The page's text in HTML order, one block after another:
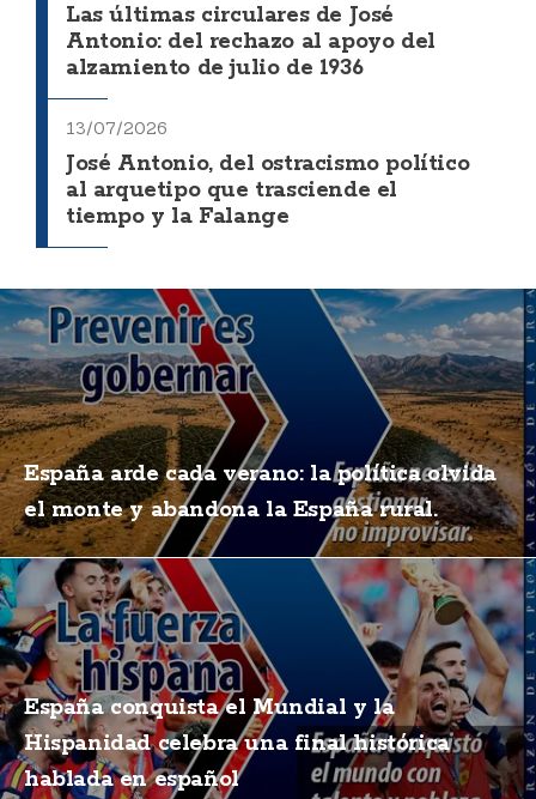
Las últimas circulares de José
Antonio: del rechazo al apoyo del
alzamiento de julio de 1936
13/07/2026
José Antonio, del ostracismo político
al arquetipo que trasciende el
tiempo y la Falange
España arde cada verano: la política olvida
el monte y abandona la España rural.
España conquista el Mundial y la
Hispanidad celebra una final histórica
hablada en español